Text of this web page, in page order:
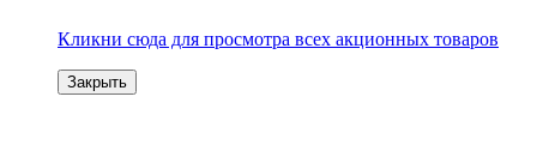
Кликни сюда для просмотра всех акционных товаров
Закрыть